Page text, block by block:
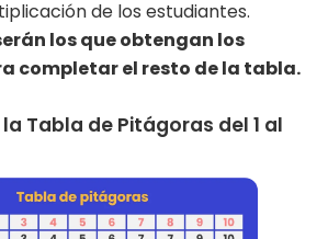
de los estudiantes.
los que obtengan los
completar el resto de la tabla.
Tabla de Pitágoras del 1 al